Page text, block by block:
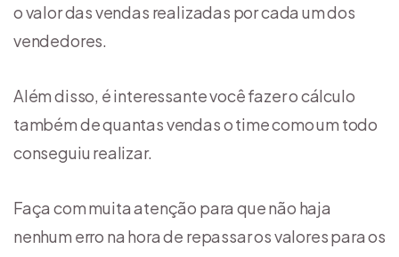
o valor das vendas realizadas por cada um dos
vendedores.
Além disso, é interessante você fazer o cálculo
também de quantas vendas o time como um todo
conseguiu realizar.
Faça com muita atenção para que não haja
nenhum erro na hora de repassar os valores para os